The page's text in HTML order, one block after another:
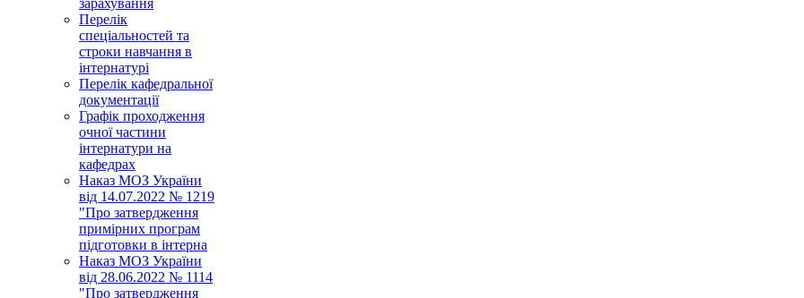
зарахування
Перелік
спеціальностей та
строки навчання в
інтернатурі
Перелік кафедральної
документації
Графік проходження
очної частини
інтернатури на
кафедрах
Наказ МОЗ України
від 14.07.2022 № 1219
"Про затвердження
примірних програм
підготовки в інтерна
Наказ МОЗ України
від 28.06.2022 № 1114
"Про затвердження